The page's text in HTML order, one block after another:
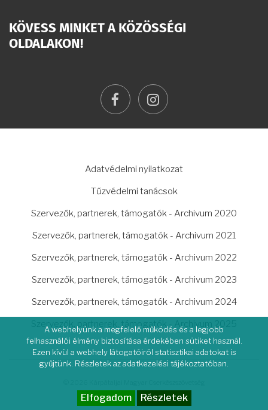
KÖVESS MINKET A KÖZÖSSÉGI
OLDALAKON!
facebookinstagram
Adatvédelmi nyilatkozat
Tűzvédelmi tanácsok
Szervezők, partnerek, támogatók - Archivum 2020
Szervezők, partnerek, támogatók - Archivum 2021
Szervezők, partnerek, támogatók - Archivum 2022
Szervezők, partnerek, támogatók - Archivum 2023
Szervezők, partnerek, támogatók - Archivum 2024
Szervezők, partnerek, támogatók - Archivum 2025
A webhelyünk a megfelelő működés és a legjobb
felhasználói élmény biztosítása érdekében sütiket használ.
Ezen kívül a webhely látogatóiról statisztikai adatokat is
gyűjtünk. Részletek az adatkezelési tájékoztatóban.
Elfogadom Részletek